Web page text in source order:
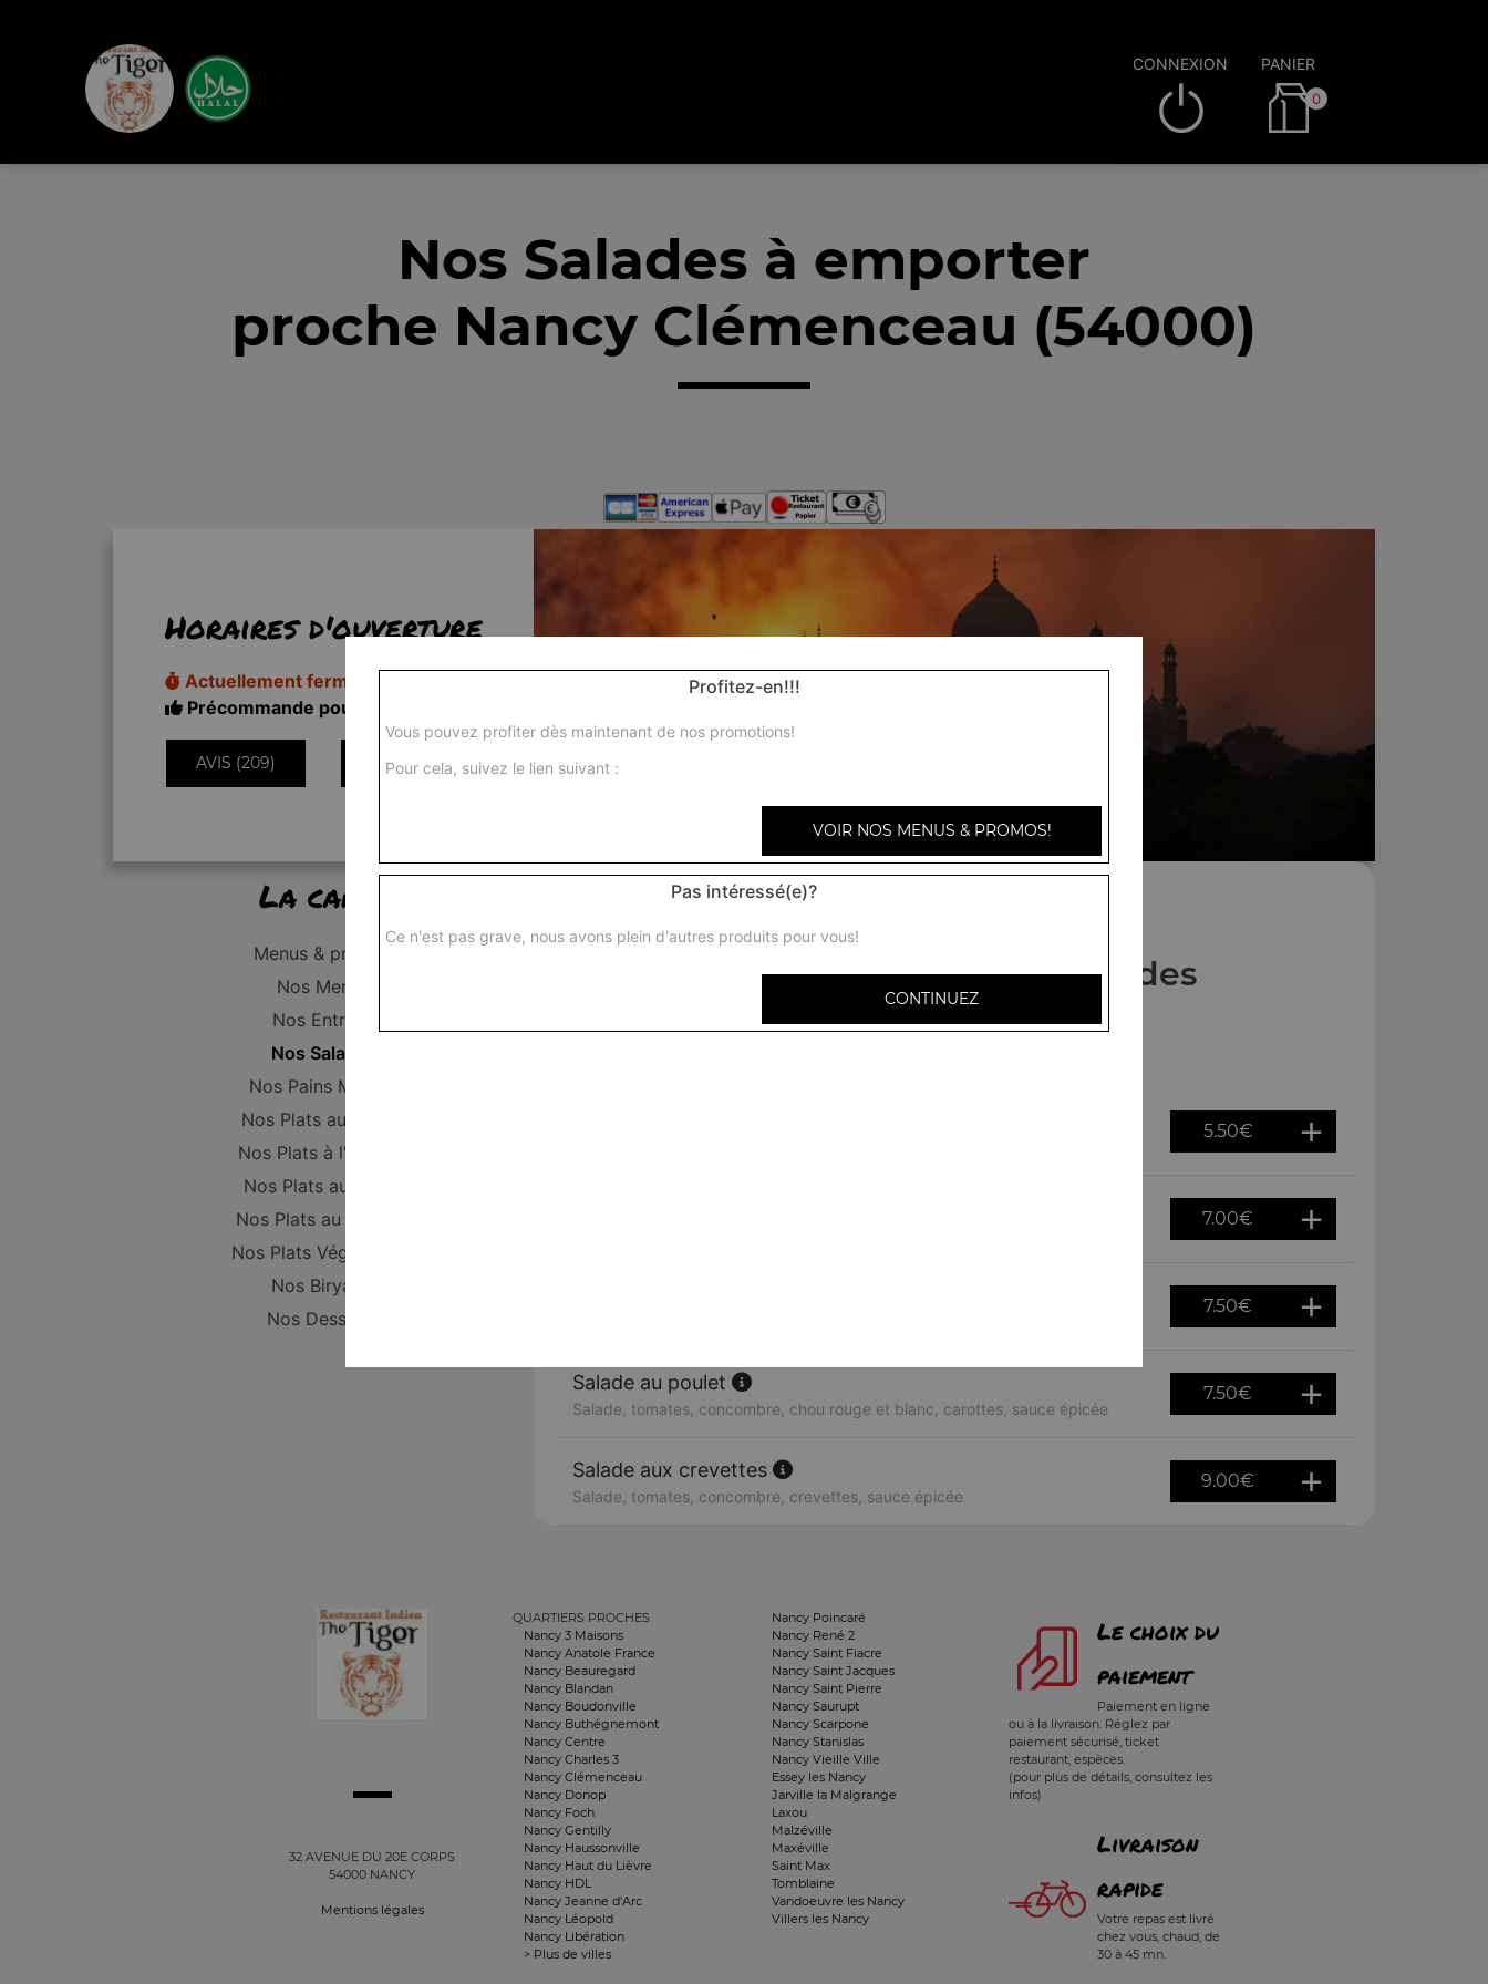
CONNEXION PANIER
0
Nos Salades à emporter
proche Nancy Clémenceau (54000)
Horaires d'ouverture
Actuellement fermé
Précommande pour 11h50
AVIS (209) INFORMATIONS
La carte
Menus & promos
Nos Menus
Nos Entrées
Nos Salades
Nos Pains Maison
Nos Plats au poulet
Nos Plats à l'Agneau
Nos Plats au Boeuf
Nos Plats au Poisson
Nos Plats Végétariens
Nos Biryanis
Nos Desserts
Nos Salades
5.50€
7.00€
7.50€
Salade au poulet
Salade, tomates, concombre, chou rouge et blanc, carottes, sauce épicée
7.50€
Salade aux crevettes
Salade, tomates, concombre, crevettes, sauce épicée
9.00€
32 AVENUE DU 20E CORPS
54000 NANCY
Mentions légales
QUARTIERS PROCHES
Nancy 3 Maisons
Nancy Anatole France
Nancy Beauregard
Nancy Blandan
Nancy Boudonville
Nancy Buthégnemont
Nancy Centre
Nancy Charles 3
Nancy Clémenceau
Nancy Donop
Nancy Foch
Nancy Gentilly
Nancy Haussonville
Nancy Haut du Lièvre
Nancy HDL
Nancy Jeanne d'Arc
Nancy Léopold
Nancy Libération
> Plus de villes
Nancy Poincaré
Nancy René 2
Nancy Saint Fiacre
Nancy Saint Jacques
Nancy Saint Pierre
Nancy Saurupt
Nancy Scarpone
Nancy Stanislas
Nancy Vieille Ville
Essey les Nancy
Jarville la Malgrange
Laxou
Malzéville
Maxéville
Saint Max
Tomblaine
Vandoeuvre les Nancy
Villers les Nancy
Le choix du
paiement
Paiement en ligne
ou à la livraison. Réglez par
paiement sécurisé, ticket
restaurant, espèces.
(pour plus de détails, consultez les
infos)
Livraison
rapide
Votre repas est livré
chez vous, chaud, de
30 à 45 mn.
Profitez-en!!!
Vous pouvez profiter dès maintenant de nos promotions!
Pour cela, suivez le lien suivant :
VOIR NOS MENUS & PROMOS!
Pas intéressé(e)?
Ce n'est pas grave, nous avons plein d'autres produits pour vous!
CONTINUEZ